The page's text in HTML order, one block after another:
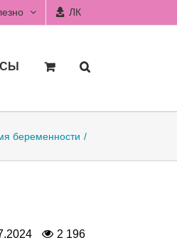
ЛК
беременности
2 196